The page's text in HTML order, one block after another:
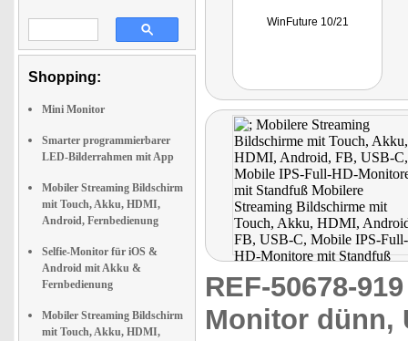
Shopping:
Mini Monitor
Smarter programmierbarer
LED-Bilderrahmen mit App
Mobiler Streaming Bildschirm
mit Touch, Akku, HDMI,
Android, Fernbedienung
Selfie-Monitor für iOS &
Android mit Akku &
Fernbedienung
Mobiler Streaming Bildschirm
mit Touch, Akku, HDMI,
WinFuture 10/21
REF-50678-
Monitor dünn,